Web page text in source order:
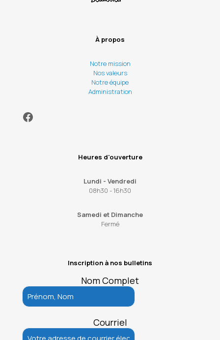
À propos
Notre mission
Nos valeurs
Notre équipe
Administration
Facebook
Heures d'ouverture
Lundi - Vendredi
08h30 - 16h30
Samedi et Dimanche
Fermé
Inscription à nos bulletins
Nom Complet
Courriel